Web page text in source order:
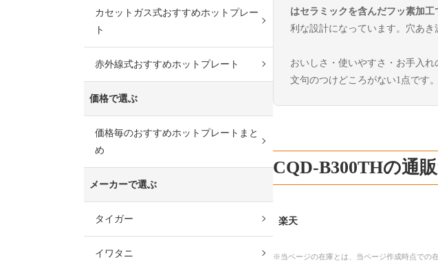
はセラミックを含んだフッ素加工
利な設計になっています。穴あき
おいしさ・使いやすさ・お手入
文句のつけどころがない1点です。
CQD-B300THの通
楽天
※当ページの在庫とは、当ページ作成時点での
カセットガス式おすすめホットプレー
ト
赤外線式おすすめホットプレート
価格で選ぶ
価格毎のおすすめホットプレートまと
め
メーカーで選ぶ
タイガー
イワタニ